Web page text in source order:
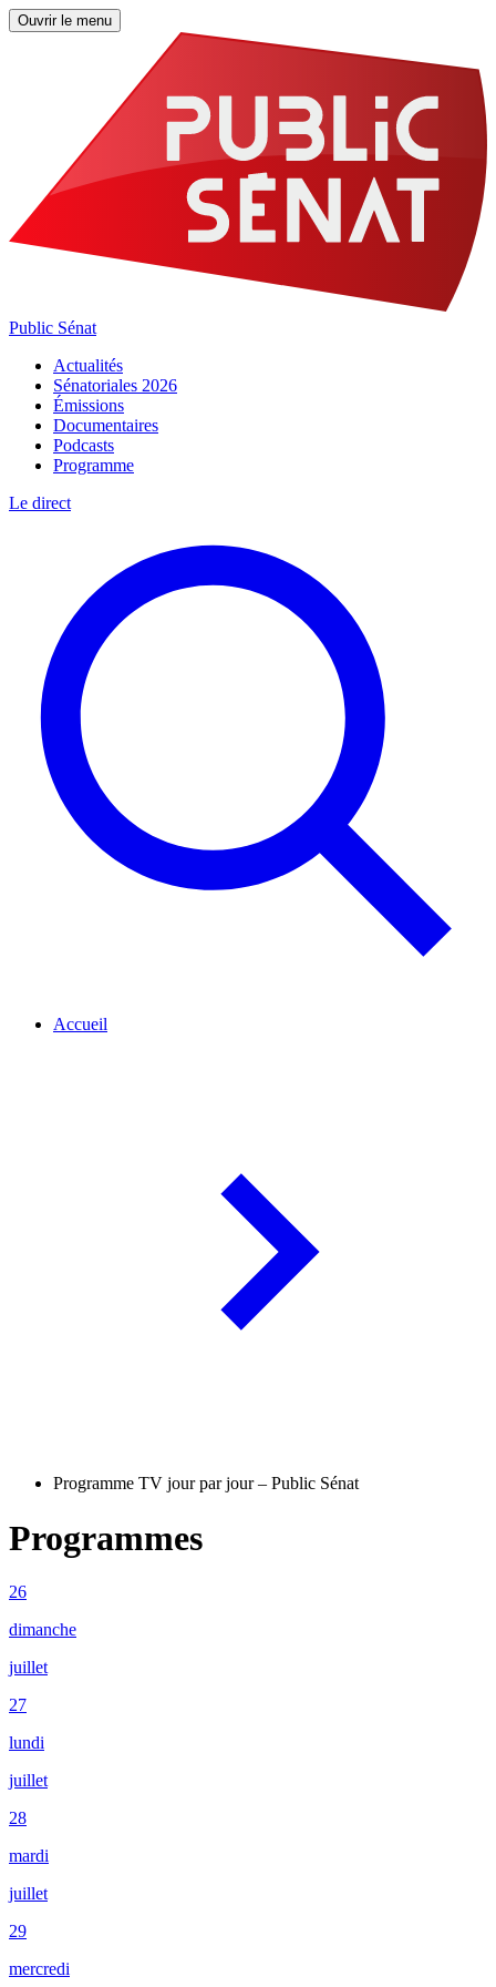
Ouvrir le menu
Public Sénat
Actualités
Sénatoriales 2026
Émissions
Documentaires
Podcasts
Programme
Le direct
Accueil
Programme TV jour par jour – Public Sénat
Programmes
26
dimanche
juillet
27
lundi
juillet
28
mardi
juillet
29
mercredi